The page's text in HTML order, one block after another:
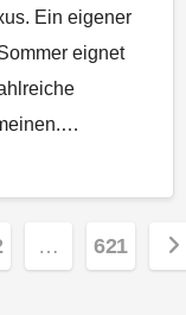
Ein eigener
eignet
… 621